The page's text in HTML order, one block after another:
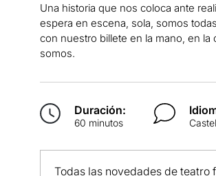
Una historia que nos coloca ante
espera en escena, sola, somos
con nuestro billete en la mano, en
somos.
Duración:
60 minutos
Todas las novedades de teatro